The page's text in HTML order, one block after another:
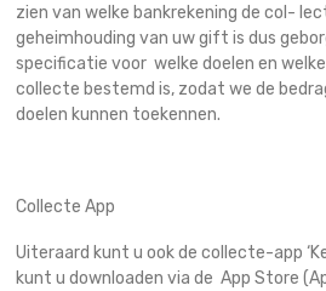
zien van welke bankrekening de col-
geheimhouding van uw gift is dus
specificatie voor welke doelen en
collecte bestemd is, zodat we de
doelen kunnen toekennen.
Collecte App
Uiteraard kunt u ook de collecte-app
kunt u downloaden via de App Store